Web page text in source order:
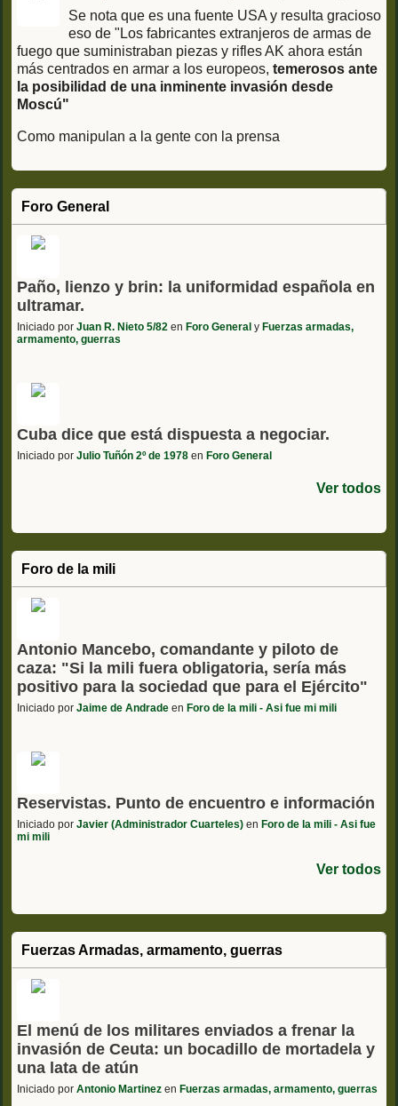
Se nota que es una fuente USA y resulta gracioso
eso de "Los fabricantes extranjeros de armas de
fuego que suministraban piezas y rifles AK ahora están
más centrados en armar a los europeos, temerosos ante
la posibilidad de una inminente invasión desde
Moscú"
Como manipulan a la gente con la prensa
Foro General
Paño, lienzo y brin: la uniformidad española en
ultramar.
Iniciado por Juan R. Nieto 5/82 en Foro General y Fuerzas armadas,
armamento, guerras
Cuba dice que está dispuesta a negociar.
Iniciado por Julio Tuñón 2º de 1978 en Foro General
Ver todos
Foro de la mili
Antonio Mancebo, comandante y piloto de
caza: "Si la mili fuera obligatoria, sería más
positivo para la sociedad que para el Ejército"
Iniciado por Jaime de Andrade en Foro de la mili - Asi fue mi mili
Reservistas. Punto de encuentro e información
Iniciado por Javier (Administrador Cuarteles) en Foro de la mili - Asi fue
mi mili
Ver todos
Fuerzas Armadas, armamento, guerras
El menú de los militares enviados a frenar la
invasión de Ceuta: un bocadillo de mortadela y
una lata de atún
Iniciado por Antonio Martinez en Fuerzas armadas, armamento, guerras